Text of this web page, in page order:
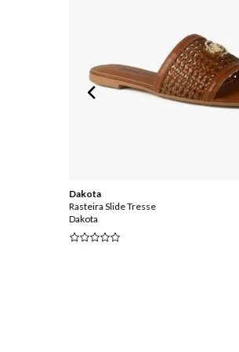
Dakota
Rasteira Slide Tresse
Dakota